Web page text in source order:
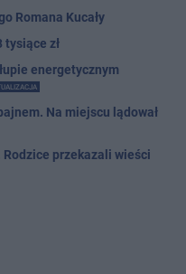
Romana Kucały
tysiące zł
energetycznym
Na miejscu lądował
przekazali wieści